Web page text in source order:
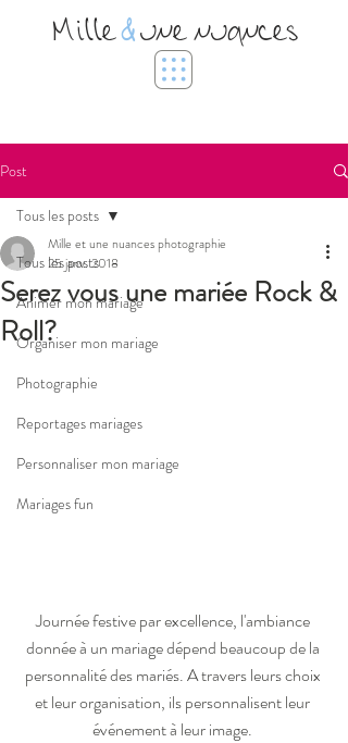
Mille&une nuances
Post
Tous les posts
Animer mon mariage
Organiser mon mariage
Photographie
Reportages mariages
Personnaliser mon mariage
Mariages fun
Tous les posts
Serez vous une mariée Rock &
Roll?
Mille et une nuances photographie
25 janv. 2018
Journée festive par excellence, l'ambiance
donnée à un mariage dépend beaucoup de la
personnalité des mariés. A travers leurs choix
et leur organisation, ils personnalisent leur
événement à leur image.